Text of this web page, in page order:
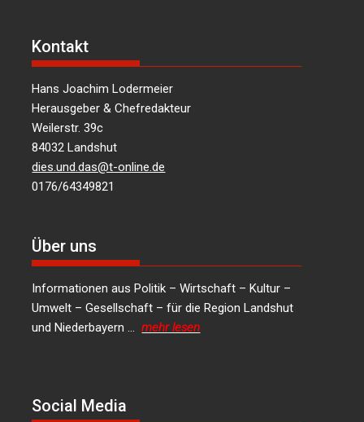
Kontakt
Hans Joachim Lodermeier
Herausgeber & Chefredakteur
Weilerstr. 39c
84032 Landshut
dies.und.das@t-online.de
0176/64349821
Über uns
Informationen aus Politik – Wirtschaft – Kultur –
Umwelt – Gesellschaft – für die Region Landshut
und Niederbayern …mehr lesen
Social Media